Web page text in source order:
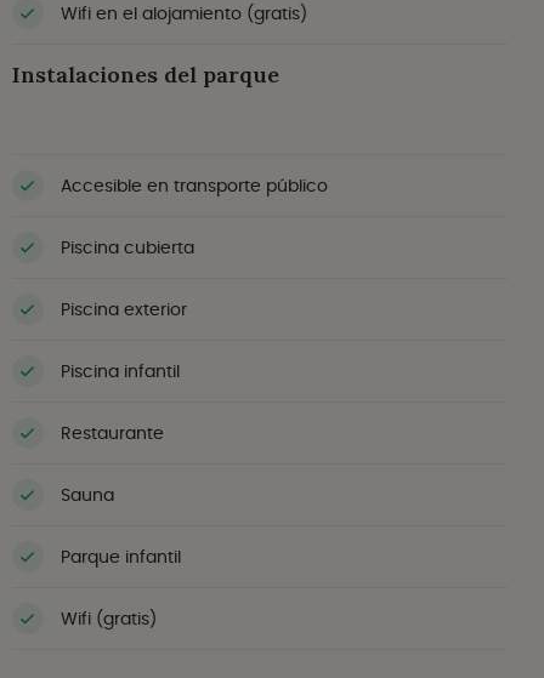
Wifi en el alojamiento (gratis)
Instalaciones del parque
Accesible en transporte público
Piscina cubierta
Piscina exterior
Piscina infantil
Restaurante
Sauna
Parque infantil
Wifi (gratis)